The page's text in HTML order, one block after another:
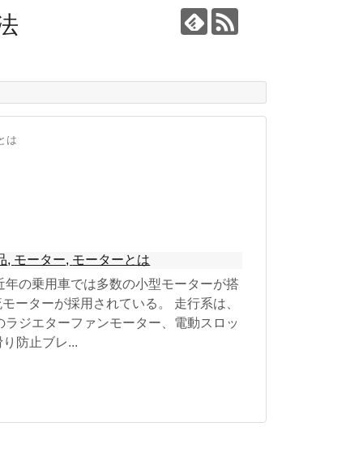
は
, モーター, モーターとは
の乗用車では多数の小型モーターが搭
ーターが採用されている。 走行系は、
ジエターファンモーター、電動スロッ
防止ブレ...